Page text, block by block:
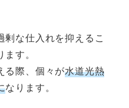
な仕入れを抑えるこ
す。
る際、個々が水道光熱
なります。